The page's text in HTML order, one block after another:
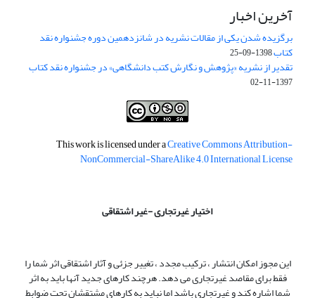
آخرین اخبار
برگزیده شدن یکی از مقالات نشریه در شانزدهمین دوره جشنواره نقد
کتاب1398-09-25
تقدیر از نشریه «پژوهش و نگارش کتب دانشگاهی» در جشنواره نقد کتاب
1397-11-02
This work is licensed under aCreative Commons Attribution-
NonCommercial-ShareAlike 4.0 International License
اختیار غیرتجاری -غیر اشتقاقی
این مجوز امکان انتشار ، ترکیب مجدد ، تغییر جزئی و آثار اشتقاقی اثر شما را
فقط برای مقاصد غیرتجاری می دهد. هرچند کارهای جدید آنها باید به اثر
شما اشاره کند و غیرتجاری باشد اما نباید به کارهای مشتقشان تحت ضوابط